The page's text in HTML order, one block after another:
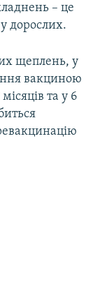
– це
дорослих.
щеплень, у
вакциною
та у 6